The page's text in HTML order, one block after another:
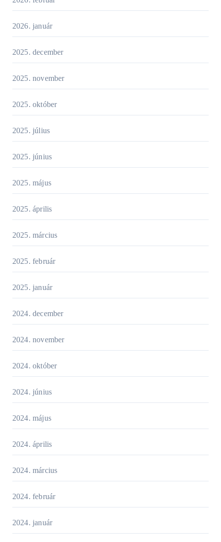
2026. január
2025. december
2025. november
2025. október
2025. július
2025. június
2025. május
2025. április
2025. március
2025. február
2025. január
2024. december
2024. november
2024. október
2024. június
2024. május
2024. április
2024. március
2024. február
2024. január